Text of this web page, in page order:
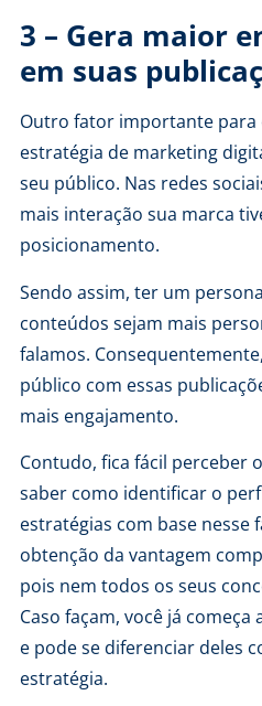
3 – Gera maior
em suas
Outro fator importante para
estratégia de marketing
seu público. Nas redes
mais interação sua marca
posicionamento.
Sendo assim, ter um
conteúdos sejam mais
falamos.
público com essas
mais engajamento.
Contudo, fica fácil perceber
saber como identificar o
estratégias com base nesse
obtenção da vantagem
pois nem todos os seus
Caso façam, você já
e pode se diferenciar deles
estratégia.